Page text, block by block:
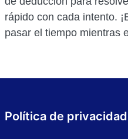
rápido con cada intento.
pasar el tiempo mientras
Política de privacidad